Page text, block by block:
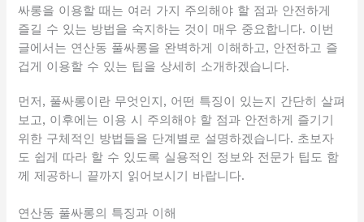
싸롱을 이용할 때는 여러 가지 주의해야 할 점과 안전하게
즐길 수 있는 방법을 숙지하는 것이 매우 중요합니다. 이번
글에서는 연산동 풀싸롱을 완벽하게 이해하고, 안전하고 즐
겁게 이용할 수 있는 팁을 상세히 소개하겠습니다.
먼저, 풀싸롱이란 무엇인지, 어떤 특징이 있는지 간단히 살펴
보고, 이후에는 이용 시 주의해야 할 점과 안전하게 즐기기
위한 구체적인 방법들을 단계별로 설명하겠습니다. 초보자
도 쉽게 따라 할 수 있도록 실용적인 정보와 전문가 팁도 함
께 제공하니 끝까지 읽어보시기 바랍니다.
연산동 풀싸롱의 특징과 이해